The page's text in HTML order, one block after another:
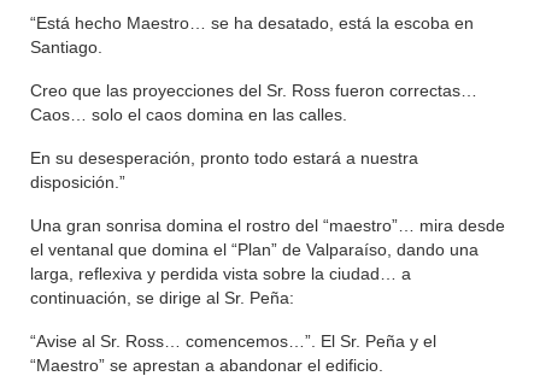
“Está hecho Maestro… se ha desatado, está la escoba en
Santiago.
Creo que las proyecciones del Sr. Ross fueron correctas…
Caos… solo el caos domina en las calles.
En su desesperación, pronto todo estará a nuestra
disposición.”
Una gran sonrisa domina el rostro del “maestro”… mira desde
el ventanal que domina el “Plan” de Valparaíso, dando una
larga, reflexiva y perdida vista sobre la ciudad… a
continuación, se dirige al Sr. Peña:
“Avise al Sr. Ross… comencemos…”. El Sr. Peña y el
“Maestro” se aprestan a abandonar el edificio.